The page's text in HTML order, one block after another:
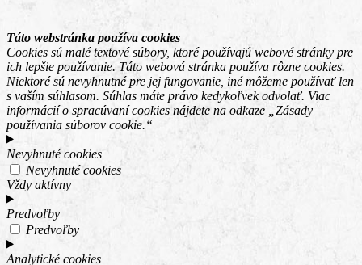
Táto webstránka používa cookies
Cookies sú malé textové súbory, ktoré používajú webové stránky pre
ich lepšie používanie. Táto webová stránka používa rôzne cookies.
Niektoré sú nevyhnutné pre jej fungovanie, iné môžeme používať len
s vaším súhlasom. Súhlas máte právo kedykoľvek odvolať. Viac
informácií o spracúvaní cookies nájdete na odkaze „Zásady
používania súborov cookie.“
Nevyhnuté cookies
Nevyhnuté cookies
Vždy aktívny
Predvoľby
Predvoľby
Analytické cookies